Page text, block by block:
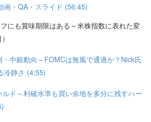
画・QA・スライド (56:45)
にも賞味期限はある～米株指数に表れた変
・中銀動向～FOMCは無風で通過か？Nick氏
冷静さ (4:55)
ルド～利確水準も買い余地を多分に残すハー